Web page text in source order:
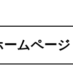
ームペー